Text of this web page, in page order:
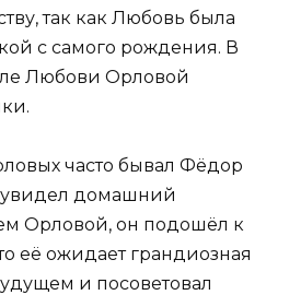
так как Любовь была
с самого рождения. В
Любови Орловой
часто бывал Фёдор
домашний
Орловой, он подошёл к
её ожидает грандиозная
и посоветовал